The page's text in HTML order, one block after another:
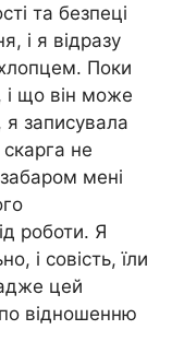
та безпеці
і я відразу
Поки
і що він може
записувала
не
мені
роботи. Я
і совість, їли
цей
відношенню